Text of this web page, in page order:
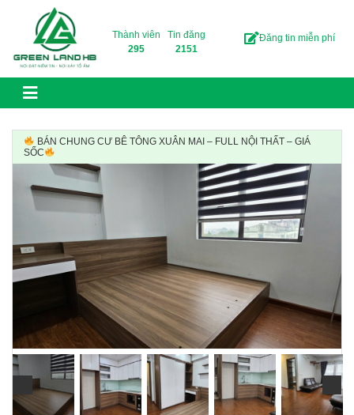
Skip to content
Thành viên
295
Tin đăng
2151
Đăng tin miễn phí
BÁN CHUNG CƯ BÊ TÔNG XUÂN MAI – FULL NỘI THẤT – GIÁ
SỐC